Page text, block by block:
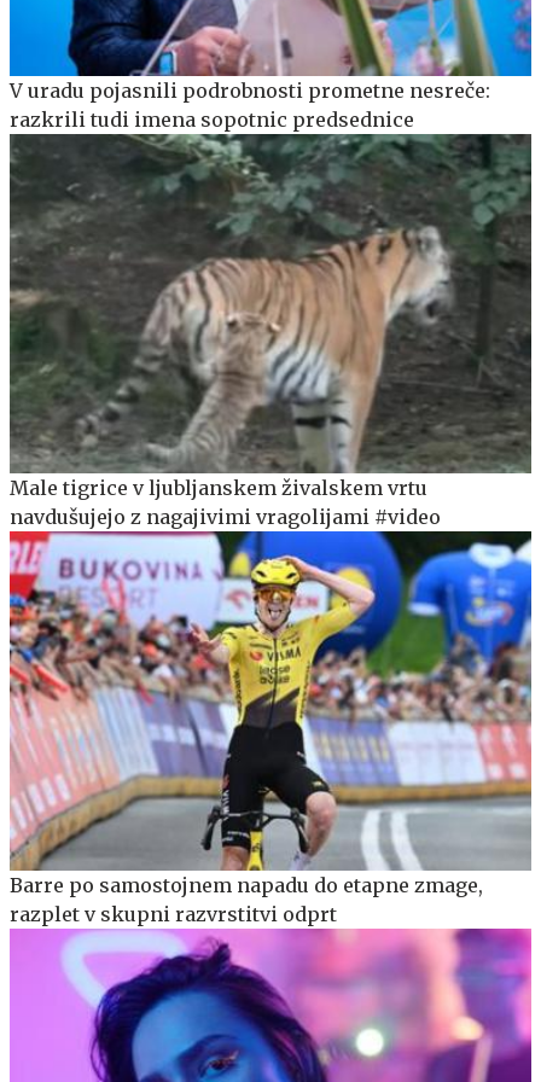
V uradu pojasnili podrobnosti prometne nesreče:
razkrili tudi imena sopotnic predsednice
Male tigrice v ljubljanskem živalskem vrtu
navdušujejo z nagajivimi vragolijami #video
Barre po samostojnem napadu do etapne zmage,
razplet v skupni razvrstitvi odprt